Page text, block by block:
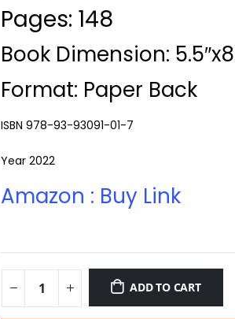
Pages: 148
Book Dimension:
Format: Paper Back
ISBN 978-93-93091-01-7
Year 2022
Amazon : Buy Link
ADD TO CART